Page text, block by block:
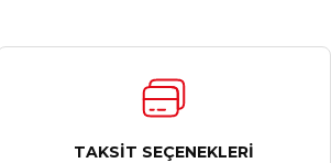
TAKSİT SEÇENEKLERİ